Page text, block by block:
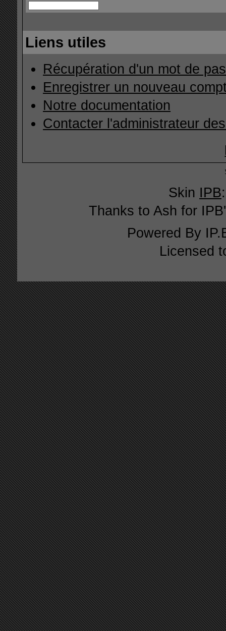
Liens utiles
Récupération d'un mot de
Enregistrer un nouveau
Notre documentation
Contacter l'administrateur
Skin IPB
Thanks to Ash for
Powered By
Licensed